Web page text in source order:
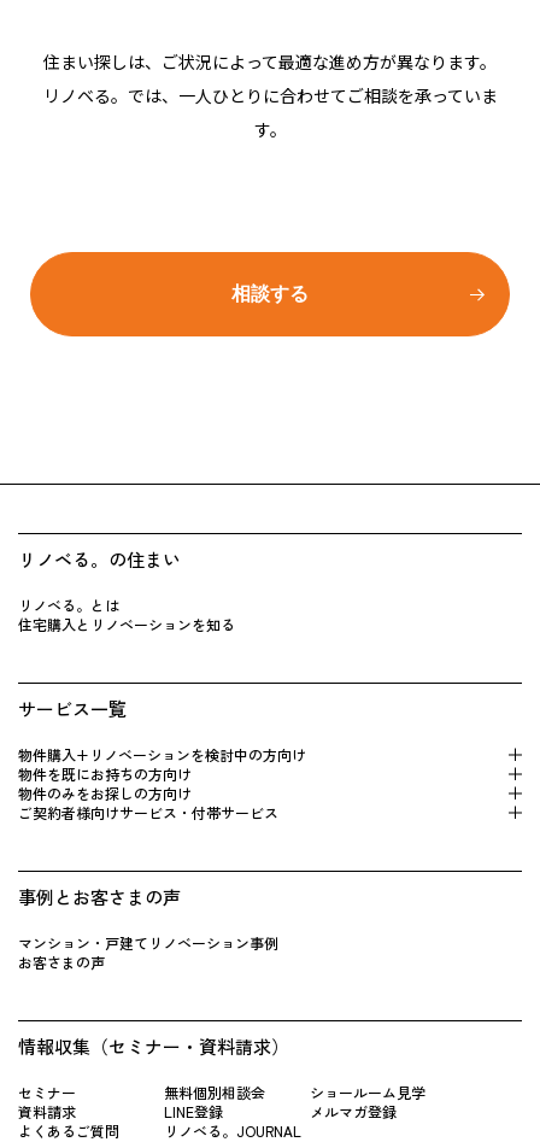
住まい探しは、ご状況によって最適な進め方が異なります。
リノベる。では、一人ひとりに合わせてご相談を承っていま
す。
相談する
リノベる。の住まい
リノベる。とは
住宅購入とリノベーションを知る
サービス一覧
物件購入+リノベーションを検 討中の方向け
物件を既にお持 ちの方向け
物件のみをお探しの方向け
ご契約者様向けサービス・付帯サービス
事例とお客さまの声
マンション・戸建てリノベーション事例
お客さまの声
情報収集（セミナー・資料請求）
セミナー 無料個別相談会
ショールーム見学
資料請求
LINE登録
メルマガ登録
よくあるご質問
リノベる。JOURNAL